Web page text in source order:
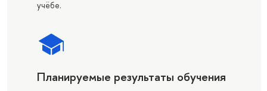
учёбе.
Планируемые результаты обучения